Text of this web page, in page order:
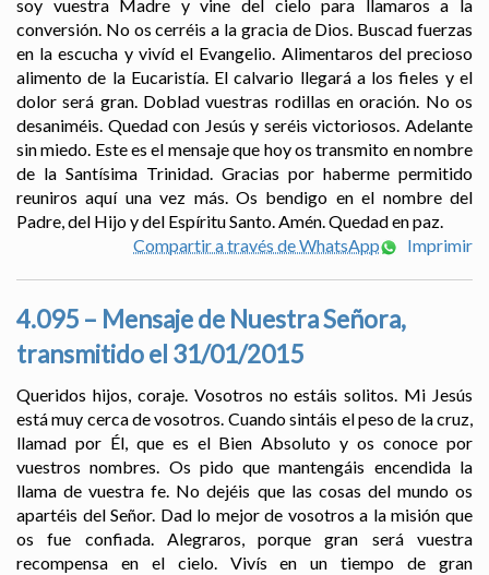
soy vuestra Madre y vine del cielo para llamaros a la
conversión. No os cerréis a la gracia de Dios. Buscad fuerzas
en la escucha y vivíd el Evangelio. Alimentaros del precioso
alimento de la Eucaristía. El calvario llegará a los fieles y el
dolor será gran. Doblad vuestras rodillas en oración. No os
desaniméis. Quedad con Jesús y seréis victoriosos. Adelante
sin miedo. Este es el mensaje que hoy os transmito en nombre
de la Santísima Trinidad. Gracias por haberme permitido
reuniros aquí una vez más. Os bendigo en el nombre del
Padre, del Hijo y del Espíritu Santo. Amén. Quedad en paz.
Compartir a través de WhatsApp
Imprimir
4.095 – Mensaje de Nuestra Señora,
transmitido el 31/01/2015
Queridos hijos, coraje. Vosotros no estáis solitos. Mi Jesús
está muy cerca de vosotros. Cuando sintáis el peso de la cruz,
llamad por Él, que es el Bien Absoluto y os conoce por
vuestros nombres. Os pido que mantengáis encendida la
llama de vuestra fe. No dejéis que las cosas del mundo os
apartéis del Señor. Dad lo mejor de vosotros a la misión que
os fue confiada. Alegraros, porque gran será vuestra
recompensa en el cielo. Vivís en un tiempo de gran